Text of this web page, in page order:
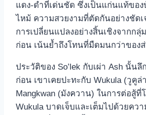
แดง-ดำที่เด่นชัด ซึ่งเป็นแก่นแท้ของ
ไหม้ ความสวยงามที่ตัดกันอย่างชัดเ
การเปลี่ยนแปลงอย่างสิ้นเชิงจากกลุ่
ก่อน เน้นย้ำถึงโทนที่มืดมนกว่าของ
ประวัติของ So’lek กับเผ่า Ash นั้น
ก่อน เขาเคยปะทะกับ Wukula (วูคูล่
Mangkwan (มังควาน) ในการต่อสู้ที่
Wukula บาดเจ็บและเต็มไปด้วยคว